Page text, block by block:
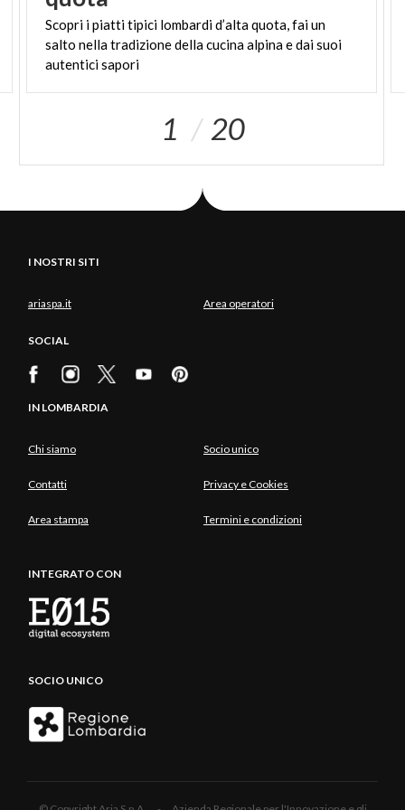
Scopri i piatti tipici lombardi d’alta quota, fai un
salto nella tradizione della cucina alpina e dai suoi
autentici sapori
1 20
I NOSTRI SITI
ariaspa.it Area operatori
SOCIAL
IN LOMBARDIA
Chi siamo Socio unico
Contatti Privacy e Cookies
Area stampa Termini e condizioni
INTEGRATO CON
SOCIO UNICO